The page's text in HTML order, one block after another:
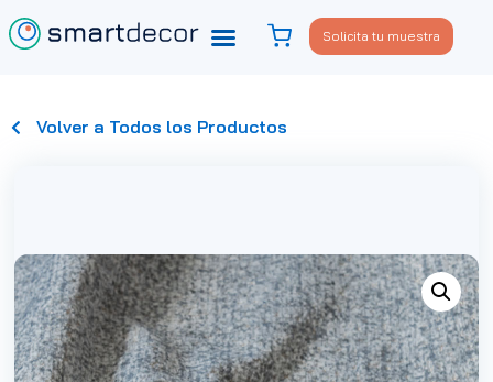
Solicita tu muestra
Volver a Todos los Productos